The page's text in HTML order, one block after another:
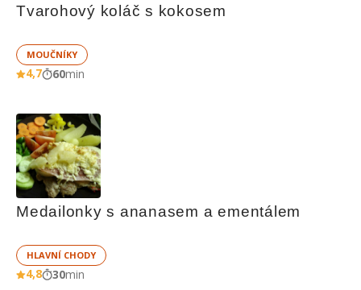
Tvarohový koláč s kokosem
MOUČNÍKY
4,7 60min
Medailonky s ananasem a ementálem
HLAVNÍ CHODY
4,8 30min